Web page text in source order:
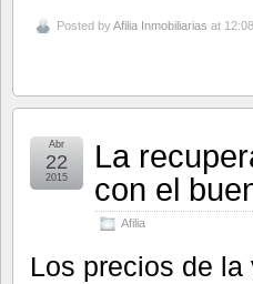
Posted byAfilia Inmobiliarias at 12:08
La
con el
Afilia
Abr
22
2015
Los precios de la